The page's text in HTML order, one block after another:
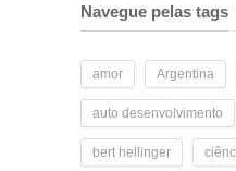
Navegue pelas tags
amor Argentina
auto desenvolvimento
bert hellinger